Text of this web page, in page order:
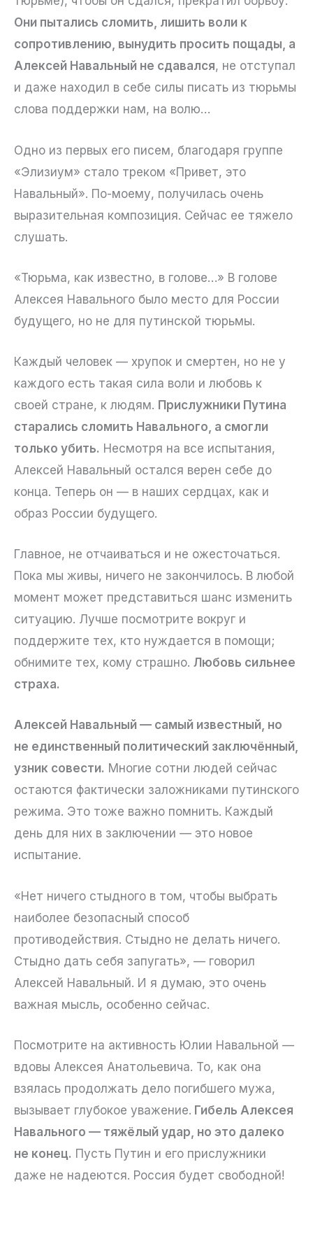
Они пытались сломить, лишить воли к
сопротивлению, вынудить просить пощады, а
Алексей Навальный не сдавался, не отступал
и даже находил в себе силы писать из тюрьмы
слова поддержки нам, на волю…
Одно из первых его писем, благодаря группе
«Элизиум» стало треком «Привет, это
Навальный». По-моему, получилась очень
выразительная композиция. Сейчас ее тяжело
слушать.
«Тюрьма, как известно, в голове…» В голове
Алексея Навального было место для России
будущего, но не для путинской тюрьмы.
Каждый человек — хрупок и смертен, но не у
каждого есть такая сила воли и любовь к
своей стране, к людям. Прислужники Путина
старались сломить Навального, а смогли
только убить. Несмотря на все испытания,
Алексей Навальный остался верен себе до
конца. Теперь он — в наших сердцах, как и
образ России будущего.
Главное, не отчаиваться и не ожесточаться.
Пока мы живы, ничего не закончилось. В любой
момент может представиться шанс изменить
ситуацию. Лучше посмотрите вокруг и
поддержите тех, кто нуждается в помощи;
обнимите тех, кому страшно. Любовь сильнее
страха.
Алексей Навальный — самый известный, но
не единственный политический заключённый,
узник совести. Многие сотни людей сейчас
остаются фактически заложниками путинского
режима. Это тоже важно помнить. Каждый
день для них в заключении — это новое
испытание.
«Нет ничего стыдного в том, чтобы выбрать
наиболее безопасный способ
противодействия. Стыдно не делать ничего.
Стыдно дать себя запугать», — говорил
Алексей Навальный. И я думаю, это очень
важная мысль, особенно сейчас.
Посмотрите на активность Юлии Навальной —
вдовы Алексея Анатольевича. То, как она
взялась продолжать дело погибшего мужа,
вызывает глубокое уважение. Гибель Алексея
Навального — тяжёлый удар, но это далеко
не конец. Пусть Путин и его прислужники
даже не надеются. Россия будет свободной!